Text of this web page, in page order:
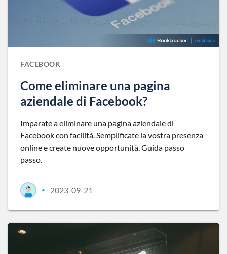
FACEBOOK
Come eliminare una pagina
aziendale di Facebook?
Imparate a eliminare una pagina aziendale di
Facebook con facilità. Semplificate la vostra presenza
online e create nuove opportunità. Guida passo
passo.
• 2023-09-21